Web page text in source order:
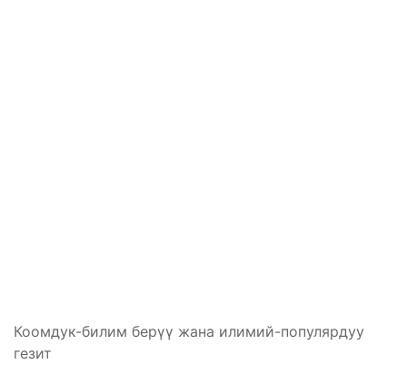
Коомдук-билим берүү жана илимий-популярдуу
гезит